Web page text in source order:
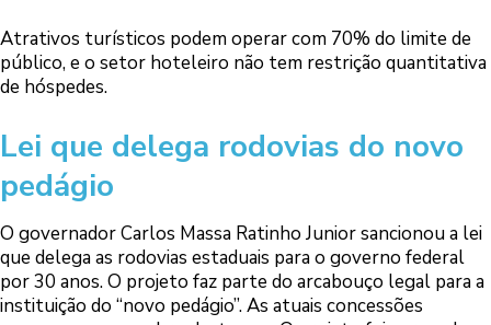
Atrativos turísticos podem operar com 70% do limite de
público, e o setor hoteleiro não tem restrição quantitativa
de hóspedes.
Lei que delega rodovias do novo
pedágio
O governador Carlos Massa Ratinho Junior sancionou a lei
que delega as rodovias estaduais para o governo federal
por 30 anos. O projeto faz parte do arcabouço legal para a
instituição do “novo pedágio”. As atuais concessões